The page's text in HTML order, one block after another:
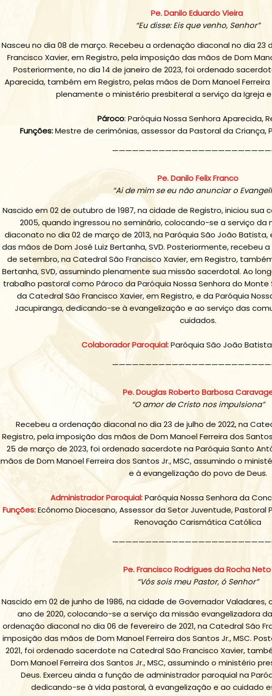
Pe. Danilo Eduardo Vieira
“Eu disse: Eis que venho, Senhor”
Nasceu no dia 08 de março. Recebeu a ordenação diaconal no dia 23
Francisco Xavier, em Registro, pela imposição das mãos de Dom
Posteriormente, no dia 14 de janeiro de 2023, foi ordenado
Aparecida, também em Registro, pelas mãos de Dom Manoel Ferreira
plenamente o ministério presbiteral a serviço da Igreja
Pároco: Paróquia Nossa Senhora Aparecida,
Funções:Mestre de cerimónias, assessor da Pastoral da Criança,
Pe. Danilo Felix Franco
“Ai de mim se eu não anunciar o
Nascido em 02 de outubro de 1987, na cidade de Registro, iniciou sua
2005, quando ingressou no seminário, colocando-se a serviço da
diaconato no dia 02 de março de 2013, na Paróquia São João
das mãos de Dom José Luiz Bertanha, SVD. Posteriormente, recebeu
de setembro, na Catedral São Francisco Xavier, em Registro,
Bertanha, SVD, assumindo plenamente sua missão sacerdotal. Ao
trabalho pastoral como Pároco da Paróquia Nossa Senhora do Monte
da Catedral São Francisco Xavier, em Registro, e da Paróquia
Jacupiranga, dedicando-se à evangelização e ao serviço das
cuidados.
Colaborador Paroquial: Paróquia São João
Pe. Douglas Roberto Barbosa
“O amor de Cristo nos impulsiona”
Recebeu a ordenação diaconal no dia 23 de julho de 2022, na
Registro, pela imposição das mãos de Dom Manoel Ferreira dos
25 de março de 2023, foi ordenado sacerdote na Paróquia Santo
mãos de Dom Manoel Ferreira dos Santos Jr., MSC, assumindo o
e à evangelização do povo de Deus.
Administrador Paroquial:Paróquia Nossa Senhora da
Funções:Ecônomo Diocesano, Assessor da Setor Juventude, Pastoral
Renovação Carismática Católica
Pe. Francisco Rodrigues da Rocha Neto
“Vós sois meu Pastor, ó Senhor”
Nascido em 02 de junho de 1986, na cidade de Governador
ano de 2020, colocando-se a serviço da missão evangelizadora
ordenação diaconal no dia 06 de fevereiro de 2021, na Catedral São
imposição das mãos de Dom Manoel Ferreira dos Santos Jr., MSC.
2021, foi ordenado sacerdote na Catedral São Francisco Xavier,
Dom Manoel Ferreira dos Santos Jr., MSC, assumindo o ministério
Deus. Exerceu ainda a função de administrador paroquial na
dedicando-se à vida pastoral, à evangelização e ao cuidado